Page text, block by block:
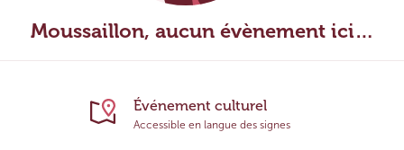
Moussaillon, aucun évènement ici…
Événement culturel
Accessible en langue des signes